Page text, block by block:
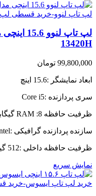
13420H
99,800,000 تومان
ابعاد نمایشگر :15.6 اینچ
سری پردازنده :Core i5
ظرفیت حافظه RAM :8 گیگابایت
سازنده پردازنده گرافیکی :Intel
ظرفیت حافظه داخلی :512 گیگابایت
نمایش سریع